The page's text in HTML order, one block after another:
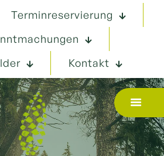
Terminreservierung
Kontakt